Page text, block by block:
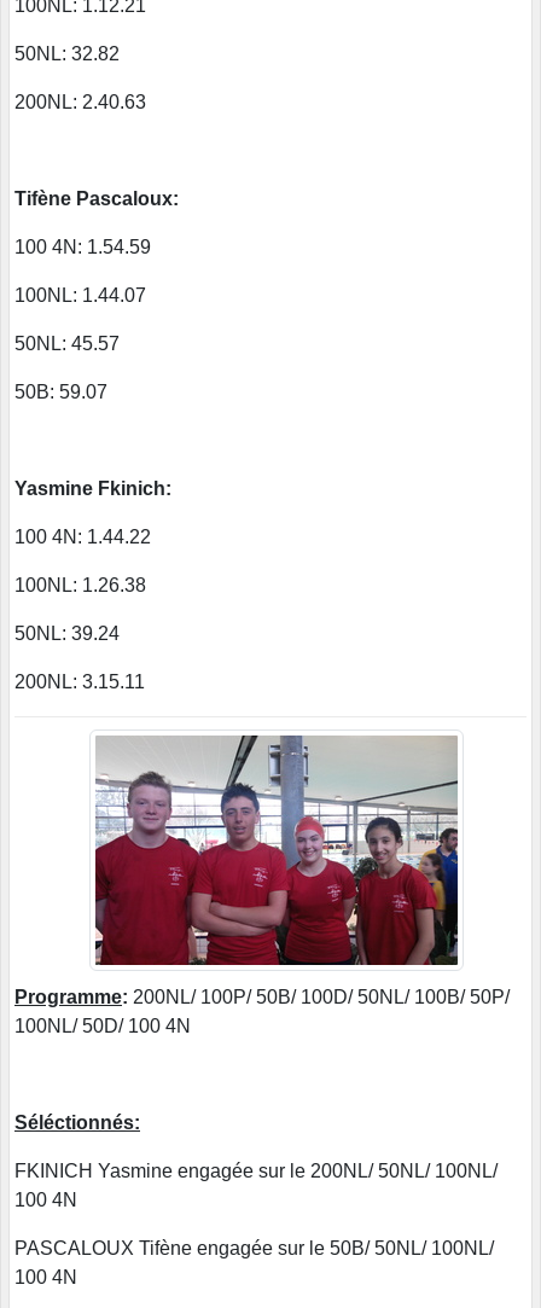
100NL: 1.12.21
50NL: 32.82
200NL: 2.40.63
Tifène Pascaloux:
100 4N: 1.54.59
100NL: 1.44.07
50NL: 45.57
50B: 59.07
Yasmine Fkinich:
100 4N: 1.44.22
100NL: 1.26.38
50NL: 39.24
200NL: 3.15.11
Programme: 200NL/ 100P/ 50B/ 100D/ 50NL/ 100B/ 50P/
100NL/ 50D/ 100 4N
Séléctionnés:
FKINICH Yasmine engagée sur le 200NL/ 50NL/ 100NL/
100 4N
PASCALOUX Tifène engagée sur le 50B/ 50NL/ 100NL/
100 4N